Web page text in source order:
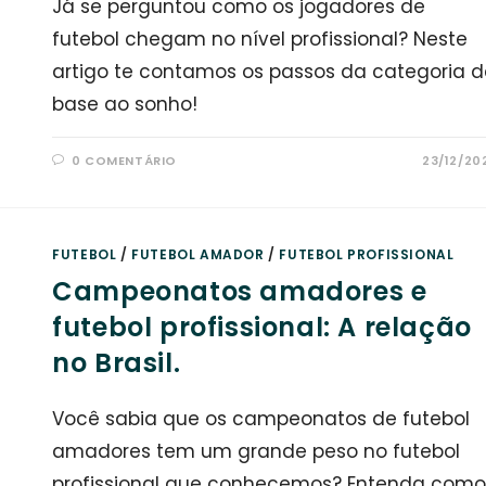
Já se perguntou como os jogadores de
futebol chegam no nível profissional? Neste
artigo te contamos os passos da categoria
base ao sonho!
0 COMENTÁRIO 23/12/
FUTEBOL / FUTEBOL AMADOR / FUTEBOL PROFISSIONAL
Campeonatos amadores e
futebol profissional: A relação
no Brasil.
Você sabia que os campeonatos de futebol
amadores tem um grande peso no futebol